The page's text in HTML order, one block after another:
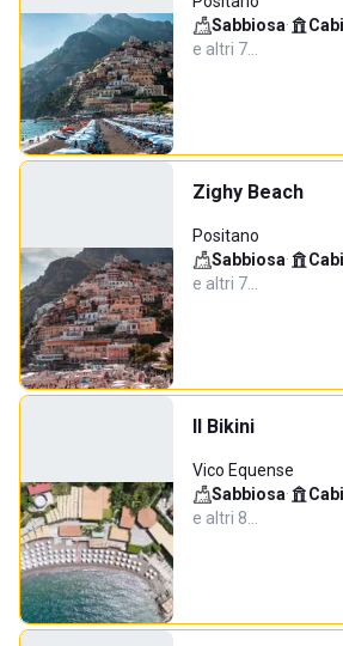
Sabbiosa·
e altri 7…
Zighy Beach
Positano
Sabbiosa·
e altri 7…
Il Bikini
Vico Equense
Sabbiosa·
e altri 8…